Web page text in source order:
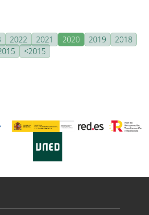
2022 2021 2020 2019
2018
<2015